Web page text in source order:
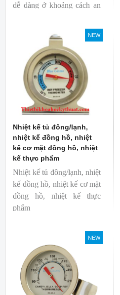
dễ dàng ở khoảng cách an
độ phát xạ nhanh và cố
định giúp người mới bắt
đầu sử dụng dễ dàng.
NEW
Nhiệt kế tủ đông/lạnh,
nhiệt kế đồng hồ, nhiệt
kế cơ mặt đồng hồ, nhiệt
kế thực phẩm
Nhiệt kế tủ đông/lạnh, nhiệt
kế đồng hồ, nhiệt kế cơ mặt
đồng hồ, nhiệt kế thực
phẩm
Thương hiệu: Blue Gizmo
NEW